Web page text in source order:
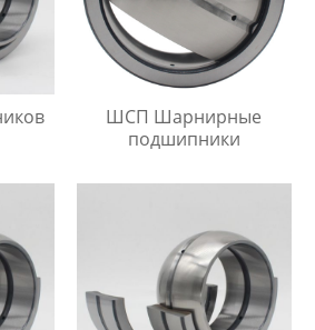
ШСП Шарнирные
подшипники